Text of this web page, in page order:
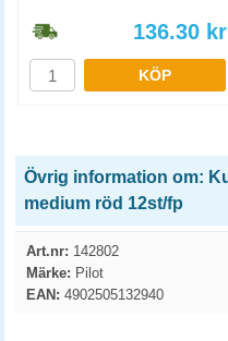
136.30 kr
KÖP
Övrig information om:
medium röd 12st/fp
Art.nr: 142802
Märke: Pilot
EAN: 4902505132940